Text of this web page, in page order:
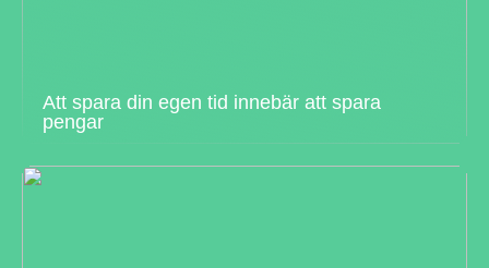
Att spara din egen tid innebär att spara
pengar